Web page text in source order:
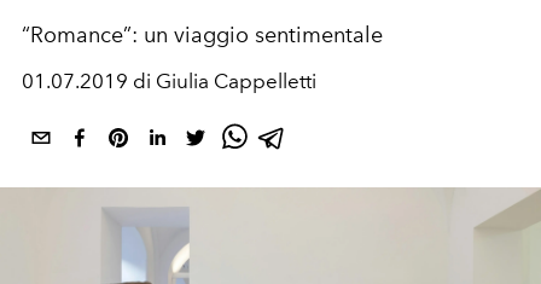
“Romance”: un viaggio sentimentale
01.07.2019 di Giulia Cappelletti